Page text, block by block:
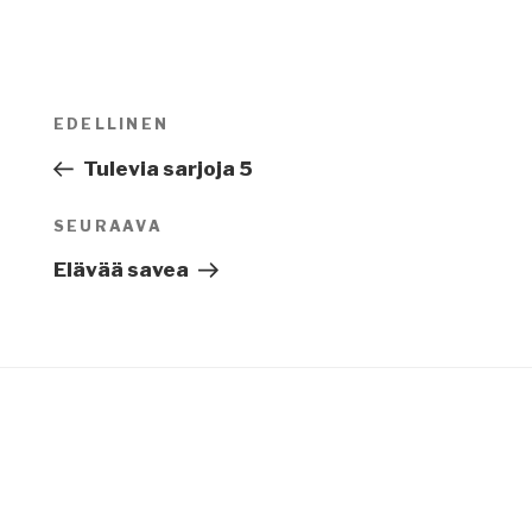
Artikkelien
Edellinen
artikkeli
EDELLINEN
Tulevia sarjoja 5
Seuraava
artikkeli
SEURAAVA
Elävää savea